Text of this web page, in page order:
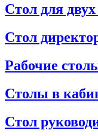
Стол для
Стол
Рабочие
Столы в
Стол